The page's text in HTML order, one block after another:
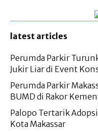
latest articles
Perumda Parkir
Jukir Liar di Event
Perumda Parkir
BUMD di Rakor
Palopo Tertarik
Kota Makassar